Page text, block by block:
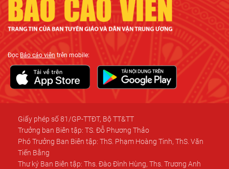
ĐọcBáo cáo viên trên mobile:
Giấy phép số 81/GP-TTĐT, Bộ TT&TT
Trưởng ban Biên tập: TS. Đỗ Phương Thảo
Phó Trưởng Ban Biên tập: ThS. Phạm Hoàng Tinh, ThS. Văn
Tiến Bằng
Thư ký Ban Biên tập: Ths. Đào Đình Hùng, Ths. Trương Anh